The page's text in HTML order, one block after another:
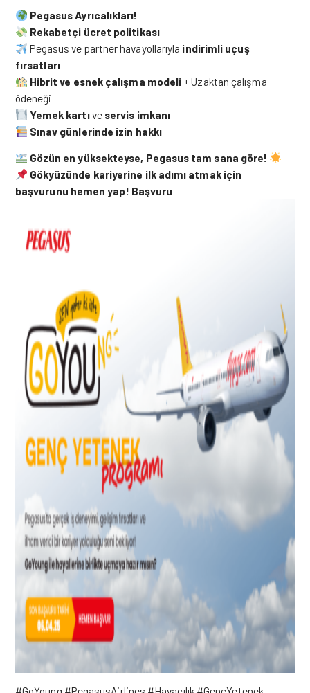
Pegasus Ayrıcalıkları!
Rekabetçi ücret politikası
Pegasus ve partner havayollarıyla indirimli uçuş
fırsatları
Hibrit ve esnek çalışma modeli + Uzaktan çalışma
ödeneği
Yemek kartıve servis imkanı
Sınav günlerinde izin hakkı
Gözün en yüksekteyse, Pegasus tam sana göre!
Gökyüzünde kariyerine ilk adımı atmak için
başvurunu hemen yap! Başvuru